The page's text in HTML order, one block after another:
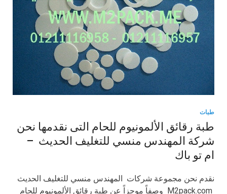
طبات
طبة رقائق الألمونيوم للحام التى نقدمها نحن
شركة المهندس منسي للتغليف الحديث –
ام تو باك
نقدم نحن مجموعة شركات المهندس منسي للتغليف الحديث
M2pack.com وصفاً موجزاً عن طبة رقائق الألمونيوم للحام